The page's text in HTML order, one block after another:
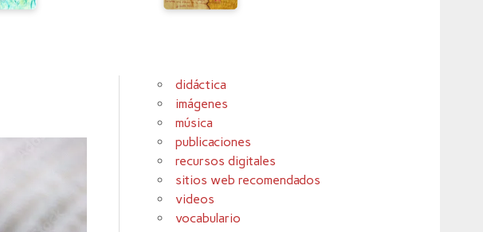
didáctica
imágenes
música
publicaciones
recursos digitales
sitios web recomendados
videos
vocabulario